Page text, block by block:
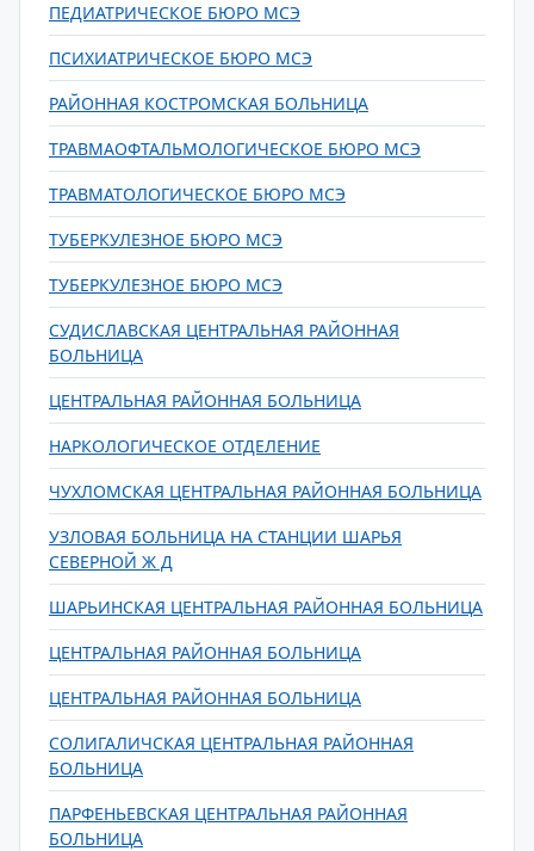
ПЕДИАТРИЧЕСКОЕ БЮРО МСЭ
ПСИХИАТРИЧЕСКОЕ БЮРО МСЭ
РАЙОННАЯ КОСТРОМСКАЯ БОЛЬНИЦА
ТРАВМАОФТАЛЬМОЛОГИЧЕСКОЕ БЮРО МСЭ
ТРАВМАТОЛОГИЧЕСКОЕ БЮРО МСЭ
ТУБЕРКУЛЕЗНОЕ БЮРО МСЭ
ТУБЕРКУЛЕЗНОЕ БЮРО МСЭ
СУДИСЛАВСКАЯ ЦЕНТРАЛЬНАЯ РАЙОННАЯ
БОЛЬНИЦА
ЦЕНТРАЛЬНАЯ РАЙОННАЯ БОЛЬНИЦА
НАРКОЛОГИЧЕСКОЕ ОТДЕЛЕНИЕ
ЧУХЛОМСКАЯ ЦЕНТРАЛЬНАЯ РАЙОННАЯ БОЛЬНИЦА
УЗЛОВАЯ БОЛЬНИЦА НА СТАНЦИИ ШАРЬЯ
СЕВЕРНОЙ Ж Д
ШАРЬИНСКАЯ ЦЕНТРАЛЬНАЯ РАЙОННАЯ БОЛЬНИЦА
ЦЕНТРАЛЬНАЯ РАЙОННАЯ БОЛЬНИЦА
ЦЕНТРАЛЬНАЯ РАЙОННАЯ БОЛЬНИЦА
СОЛИГАЛИЧСКАЯ ЦЕНТРАЛЬНАЯ РАЙОННАЯ
БОЛЬНИЦА
ПАРФЕНЬЕВСКАЯ ЦЕНТРАЛЬНАЯ РАЙОННАЯ
БОЛЬНИЦА